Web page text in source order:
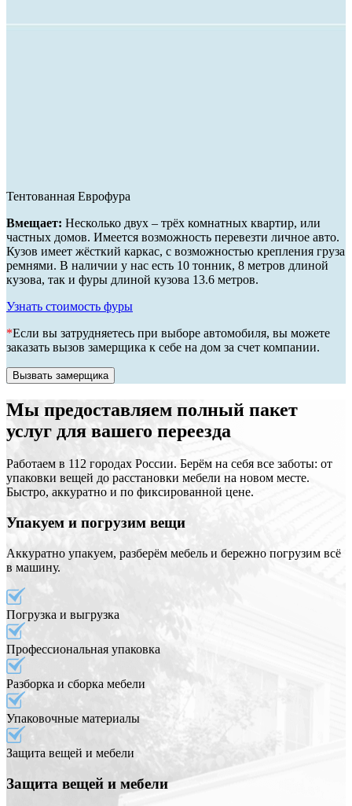
Тентованная Еврофура
Вмещает: Несколько двух – трёх комнатных квартир, или
частных домов. Имеется возможность перевезти личное авто.
Кузов имеет жёсткий каркас, с возможностью крепления груза
ремнями. В наличии у нас есть 10 тонник, 8 метров длиной
кузова, так и фуры длиной кузова 13.6 метров.
Узнать стоимость фуры
*Если вы затрудняетесь при выборе автомобиля, вы можете
заказать вызов замерщика к себе на дом за счет компании.
Вызвать замерщика
Мы предоставляем полный пакет
услуг для вашего переезда
Работаем в 112 городах России. Берём на себя все заботы: от
упаковки вещей до расстановки мебели на новом месте.
Быстро, аккуратно и по фиксированной цене.
Упакуем и погрузим вещи
Аккуратно упакуем, разберём мебель и бережно погрузим всё
в машину.
Погрузка и выгрузка
Профессиональная упаковка
Разборка и сборка мебели
Упаковочные материалы
Защита вещей и мебели
Защита вещей и мебели